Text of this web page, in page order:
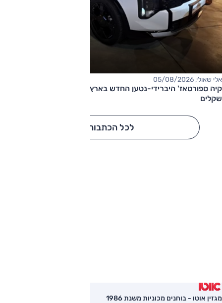
אלי שאולי, 05/08/2026
שקלים
לכל הכתבות
מגזין אוטו - בוחנים מכוניות משנת 1986